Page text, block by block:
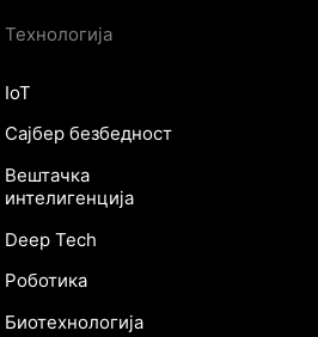
Технологија
IoT
Сајбер безбедност
Вештачка
интелигенција
Deep Tech
Роботика
Биотехнологија